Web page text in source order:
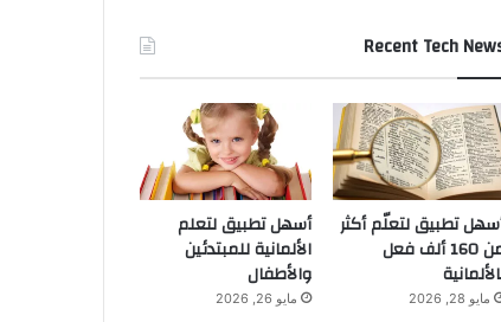
Recent Tech
تطبيق لتعلّم أكثر
من 160 ألف فعل
مايو 28, 2026
أسهل تطبيق لتعلم
الألمانية للمبتدئين
والأطفال
مايو 26, 2026